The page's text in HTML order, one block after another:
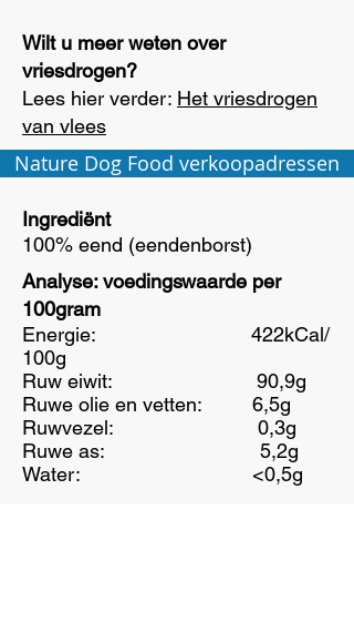
Wilt u meer weten over
vriesdrogen?
Lees hier verder: Het vriesdrogen
van vlees
Nature Dog Food verkoopadressen
Ingrediënt
100% eend (eendenborst)
Analyse: voedingswaarde per
100gram
Energie: 422kCal/
100g
Ruw eiwit: 90,9g
Ruwe olie en vetten: 6,5g
Ruwvezel: 0,3g
Ruwe as: 5,2g
Water: <0,5g